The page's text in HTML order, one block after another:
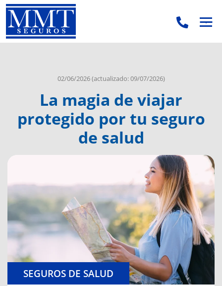
..
02/06/2026(actualizado: 09/07/2026)
La magia de viajar
protegido por tu seguro
de salud
SEGUROS DE SALUD